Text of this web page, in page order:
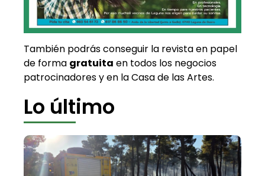
También podrás conseguir la revista en papel
de forma gratuita en todos los negocios
patrocinadores y en la Casa de las Artes.
Lo último